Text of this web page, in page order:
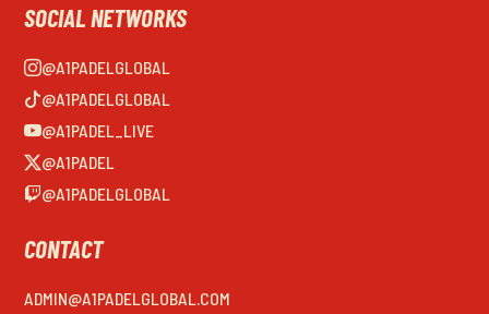
SOCIAL NETWORKS
@A1PADELGLOBAL
@A1PADELGLOBAL
@A1PADEL_LIVE
@A1PADEL
@A1PADELGLOBAL
CONTACT
ADMIN@A1PADELGLOBAL.COM